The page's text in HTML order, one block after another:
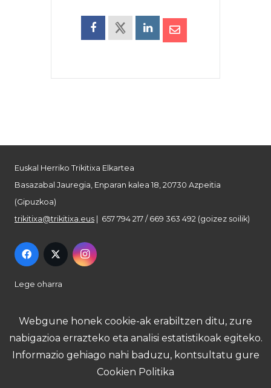
Euskal Herriko Trikitixa Elkartea
Basazabal Jauregia, Enparan kalea 18, 20730 Azpeitia
(Gipuzkoa)
trikitixa@trikitixa.eus | 657 794 217 / 669 363 492 (goizez soilik)
Lege oharra
Pribatutasun politika
Webgune honek cookie-ak erabiltzen ditu, zure
nabigazioa errazteko eta analisi estatistikoak egiteko.
Informazio gehiago nahi baduzu, kontsultatu gure
Cookien Politika